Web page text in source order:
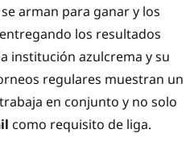
arman para ganar y los
los resultados
institución azulcrema y su
regulares muestran un
en conjunto y no solo
como requisito de liga.